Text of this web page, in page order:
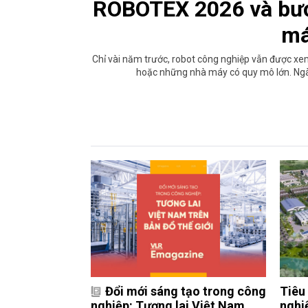
ROBOTEX 2026 và
Chỉ vài năm trước, robot công nghiệp vẫn được
hoặc những nhà máy có quy mô lớn.
Đổi mới sáng tạo trong công
Tiêu